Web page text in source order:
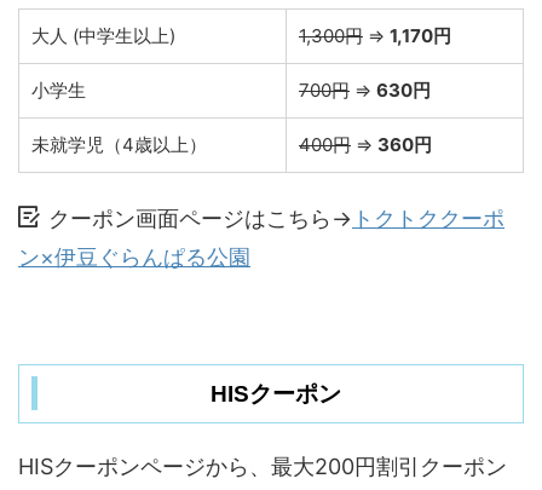
大人 (中学生以上) 1,300円 ⇒ 1,170円
小学生 700円 ⇒ 630円
未就学児（4歳以上） 400円 ⇒ 360円
クーポン画面ページはこちら→ トクトククーポ
ン×伊豆ぐらんぱる公園
HISクーポン
HISクーポンページから、最大200円割引クーポン